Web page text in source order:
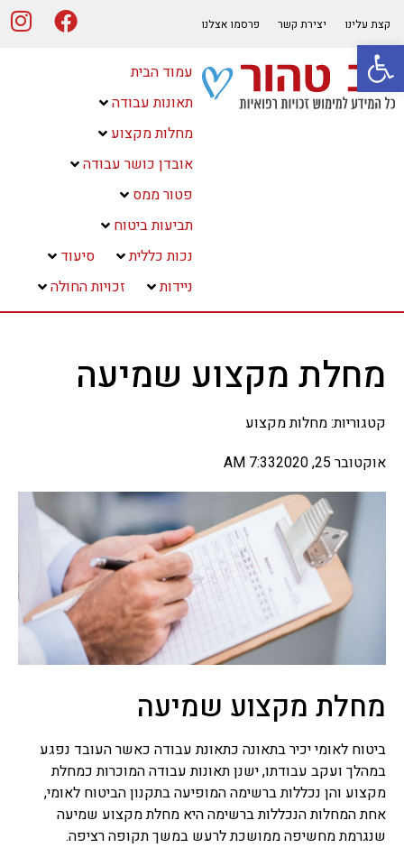
קצת עלינו יצירת קשר פרסמו אצלנו
עמוד הבית
תאונות עבודה
מחלות מקצוע
אובדן כושר עבודה
פטור ממס
תביעות ביטוח
נכות כללית
סיעוד
ניידות
זכויות החולה
מחלת מקצוע שמיעה
קטגוריות:מחלות מקצוע
אוקטובר 25, 2020
7:33 AM
מחלת מקצוע שמיעה
ביטוח לאומי יכיר בתאונה כתאונת עבודה כאשר העובד נפגע
במהלך ועקב עבודתו, ישנן תאונות עבודה המוכרות כמחלת
מקצוע והן נכללות ברשימה המופיעה בתקנון הביטוח לאומי,
אחת המחלות הנכללות ברשימה היא מחלת מקצוע שמיעה
שנגרמת מחשיפה ממושכת לרעש במשך תקופה רציפה.
פתח סרגל נגישות